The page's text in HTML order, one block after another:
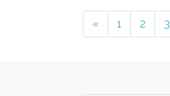
« 1 2 3